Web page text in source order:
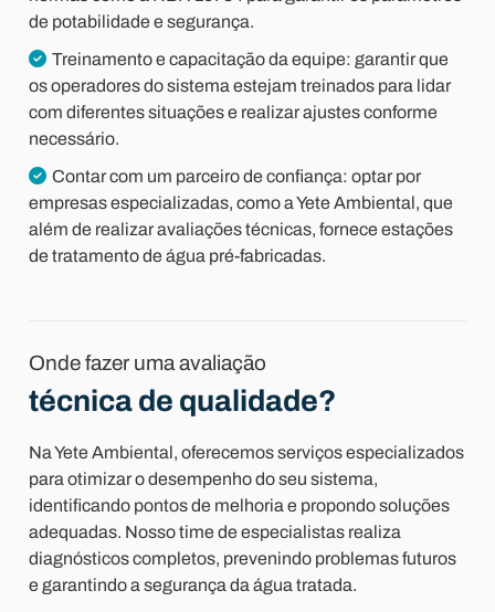
de potabilidade e segurança.
Treinamento e capacitação da equipe: garantir que
os operadores do sistema estejam treinados para lidar
com diferentes situações e realizar ajustes conforme
necessário.
Contar com um parceiro de confiança: optar por
empresas especializadas, como a Yete Ambiental, que
além de realizar avaliações técnicas, fornece estações
de tratamento de água pré-fabricadas.
Onde fazer uma avaliação
técnica de qualidade?
Na Yete Ambiental, oferecemos serviços especializados
para otimizar o desempenho do seu sistema,
identificando pontos de melhoria e propondo soluções
adequadas. Nosso time de especialistas realiza
diagnósticos completos, prevenindo problemas futuros
e garantindo a segurança da água tratada.